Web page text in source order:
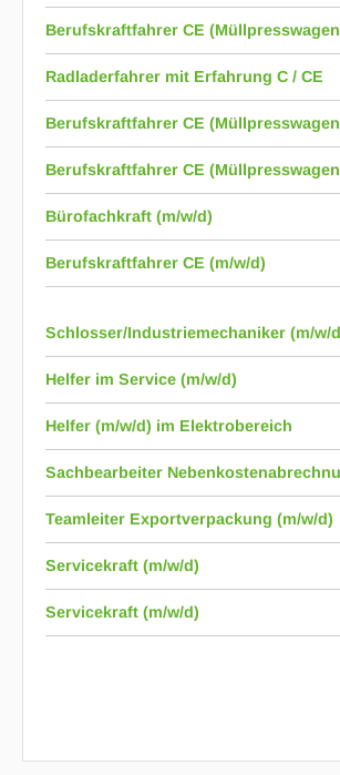
Berufskraftfahrer CE
Radladerfahrer mit Erfahrung C / CE
Berufskraftfahrer CE
Berufskraftfahrer CE
Bürofachkraft (m/w/d)
Berufskraftfahrer CE (m/w/d)
Schlosser/Industriemechaniker (m/w/
Helfer im Service (m/w/d)
Helfer (m/w/d) im Elektrobereich
Sachbearbeiter
Teamleiter Exportverpackung (m/w/d)
Servicekraft (m/w/d)
Servicekraft (m/w/d)